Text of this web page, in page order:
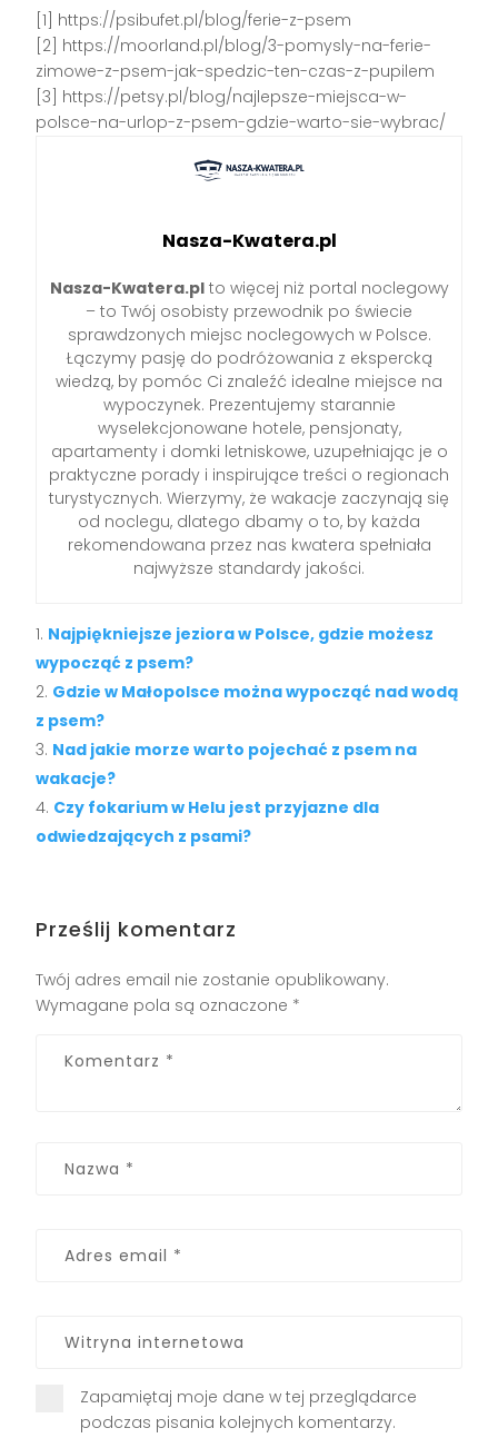
[1] https://psibufet.pl/blog/ferie-z-psem
[2] https://moorland.pl/blog/3-pomysly-na-ferie-
zimowe-z-psem-jak-spedzic-ten-czas-z-pupilem
[3] https://petsy.pl/blog/najlepsze-miejsca-w-
polsce-na-urlop-z-psem-gdzie-warto-sie-wybrac/
Nasza-Kwatera.pl
Nasza-Kwatera.plto więcej niż portal noclegowy
– to Twój osobisty przewodnik po świecie
sprawdzonych miejsc noclegowych w Polsce.
Łączymy pasję do podróżowania z ekspercką
wiedzą, by pomóc Ci znaleźć idealne miejsce na
wypoczynek. Prezentujemy starannie
wyselekcjonowane hotele, pensjonaty,
apartamenty i domki letniskowe, uzupełniając je o
praktyczne porady i inspirujące treści o regionach
turystycznych. Wierzymy, że wakacje zaczynają się
od noclegu, dlatego dbamy o to, by każda
rekomendowana przez nas kwatera spełniała
najwyższe standardy jakości.
Najpiękniejsze jeziora w Polsce, gdzie możesz
wypocząć z psem?
Gdzie w Małopolsce można wypocząć nad wodą
z psem?
Nad jakie morze warto pojechać z psem na
wakacje?
Czy fokarium w Helu jest przyjazne dla
odwiedzających z psami?
Prześlij komentarz
Twój adres email nie zostanie opublikowany.
Wymagane pola są oznaczone *
Zapamiętaj moje dane w tej przeglądarce
podczas pisania kolejnych komentarzy.